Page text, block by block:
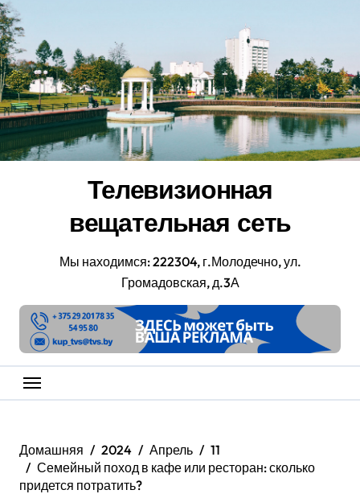
Перейти
к
содержанию
Телевизионная
вещательная сеть
Мы находимся: 222304, г.Молодечно, ул.
Громадовская, д.3А
Домашняя 2024 Апрель
11
Семейный поход в кафе или ресторан: сколько
придется потратить?